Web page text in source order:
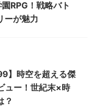
RPG！戦略バト
ーが魅力
】時空を超える傑
ュー！世紀末×時
？